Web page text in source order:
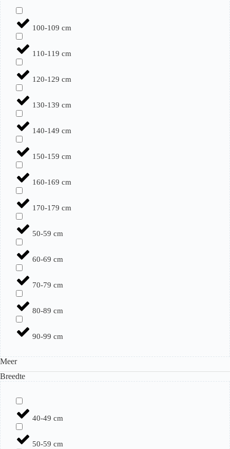
100-109 cm
110-119 cm
120-129 cm
130-139 cm
140-149 cm
150-159 cm
160-169 cm
170-179 cm
50-59 cm
60-69 cm
70-79 cm
80-89 cm
90-99 cm
Meer
Breedte
40-49 cm
50-59 cm